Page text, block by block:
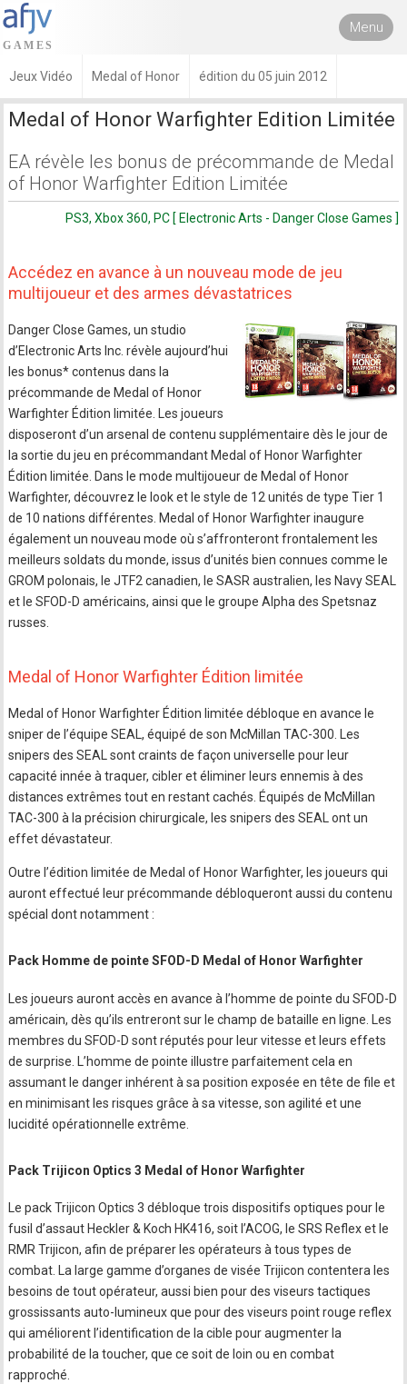
Menu
Jeux Vidéo Medal of Honor édition du 05 juin 2012
Medal of Honor Warfighter Edition Limitée
EA révèle les bonus de précommande de Medal
of Honor Warfighter Edition Limitée
PS3, Xbox 360, PC [ Electronic Arts - Danger Close Games ]
Accédez en avance à un nouveau mode de jeu
multijoueur et des armes dévastatrices
Danger Close Games, un studio
d’Electronic Arts Inc. révèle aujourd’hui
les bonus* contenus dans la
précommande de Medal of Honor
Warfighter Édition limitée. Les joueurs
disposeront d’un arsenal de contenu supplémentaire dès le jour de
la sortie du jeu en précommandant Medal of Honor Warfighter
Édition limitée. Dans le mode multijoueur de Medal of Honor
Warfighter, découvrez le look et le style de 12 unités de type Tier 1
de 10 nations différentes. Medal of Honor Warfighter inaugure
également un nouveau mode où s’affronteront frontalement les
meilleurs soldats du monde, issus d’unités bien connues comme le
GROM polonais, le JTF2 canadien, le SASR australien, les Navy SEAL
et le SFOD-D américains, ainsi que le groupe Alpha des Spetsnaz
russes.
Medal of Honor Warfighter Édition limitée
Medal of Honor Warfighter Édition limitée débloque en avance le
sniper de l’équipe SEAL, équipé de son McMillan TAC-300. Les
snipers des SEAL sont craints de façon universelle pour leur
capacité innée à traquer, cibler et éliminer leurs ennemis à des
distances extrêmes tout en restant cachés. Équipés de McMillan
TAC-300 à la précision chirurgicale, les snipers des SEAL ont un
effet dévastateur.
Outre l’édition limitée de Medal of Honor Warfighter, les joueurs qui
auront effectué leur précommande débloqueront aussi du contenu
spécial dont notamment :
Pack Homme de pointe SFOD-D Medal of Honor Warfighter
Les joueurs auront accès en avance à l’homme de pointe du SFOD-D
américain, dès qu’ils entreront sur le champ de bataille en ligne. Les
membres du SFOD-D sont réputés pour leur vitesse et leurs effets
de surprise. L’homme de pointe illustre parfaitement cela en
assumant le danger inhérent à sa position exposée en tête de file et
en minimisant les risques grâce à sa vitesse, son agilité et une
lucidité opérationnelle extrême.
Pack Trijicon Optics 3 Medal of Honor Warfighter
Le pack Trijicon Optics 3 débloque trois dispositifs optiques pour le
fusil d’assaut Heckler & Koch HK416, soit l’ACOG, le SRS Reflex et le
RMR Trijicon, afin de préparer les opérateurs à tous types de
combat. La large gamme d’organes de visée Trijicon contentera les
besoins de tout opérateur, aussi bien pour des viseurs tactiques
grossissants auto-lumineux que pour des viseurs point rouge reflex
qui améliorent l’identification de la cible pour augmenter la
probabilité de la toucher, que ce soit de loin ou en combat
rapproché.